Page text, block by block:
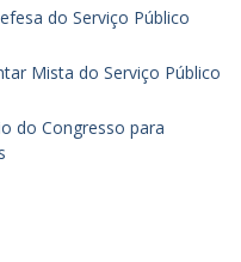
do Serviço Público
Mista do Serviço Público
do Congresso para